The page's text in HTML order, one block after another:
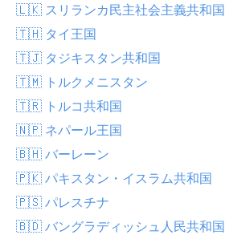
🇱🇰 スリランカ民主社会主義共和国
🇹🇭 タイ王国
🇹🇯 タジキスタン共和国
🇹🇲 トルクメニスタン
🇹🇷 トルコ共和国
🇳🇵 ネパール王国
🇧🇭 バーレーン
🇵🇰 パキスタン・イスラム共和国
🇵🇸 パレスチナ
🇧🇩 バングラディッシュ人民共和国